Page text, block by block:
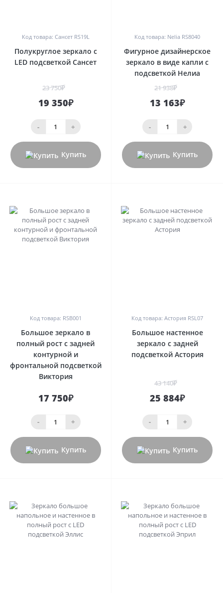
Код товара: Сансет RS19L
Полукруглое зеркало с
LED подсветкой Сансет
23 750₽
19 350₽
- +
Купить
Код товара: Nelia RS8040
Фигурное дизайнерское
зеркало в виде капли с
подсветкой Нелиа
21 938₽
13 163₽
- +
Купить
Код товара: RSB001
Большое зеркало в
полный рост с задней
контурной и
фронтальной подсветкой
Виктория
17 750₽
- +
Купить
Код товара: Астория RSL07
Большое настенное
зеркало с задней
подсветкой Астория
43 140₽
25 884₽
- +
Купить